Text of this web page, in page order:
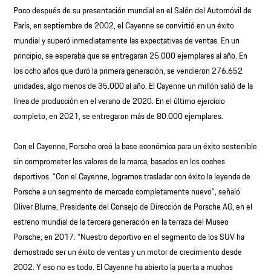
Poco después de su presentación mundial en el Salón del Automóvil de
París, en septiembre de 2002, el Cayenne se convirtió en un éxito
mundial y superó inmediatamente las expectativas de ventas. En un
principio, se esperaba que se entregaran 25.000 ejemplares al año. En
los ocho años que duró la primera generación, se vendieron 276.652
unidades, algo menos de 35.000 al año. El Cayenne un millón salió de la
línea de producción en el verano de 2020. En el último ejercicio
completo, en 2021, se entregaron más de 80.000 ejemplares.
Con el Cayenne, Porsche creó la base económica para un éxito sostenible
sin comprometer los valores de la marca, basados en los coches
deportivos. “Con el Cayenne, logramos trasladar con éxito la leyenda de
Porsche a un segmento de mercado completamente nuevo”, señaló
Oliver Blume, Presidente del Consejo de Dirección de Porsche AG, en el
estreno mundial de la tercera generación en la terraza del Museo
Porsche, en 2017. “Nuestro deportivo en el segmento de los SUV ha
demostrado ser un éxito de ventas y un motor de crecimiento desde
2002. Y eso no es todo. El Cayenne ha abierto la puerta a muchos